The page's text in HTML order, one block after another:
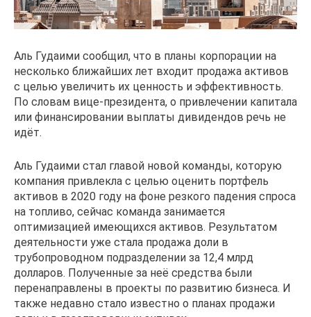
Аль Гудаими сообщил, что в планы корпорации на
несколько ближайших лет входит продажа активов
с целью увеличить их ценность и эффективность.
По словам вице-президента, о привлечении капитала
или финансировании выплаты дивидендов речь не
идёт.
Аль Гудаими стал главой новой команды, которую
компания привлекла с целью оценить портфель
активов в 2020 году на фоне резкого падения спроса
на топливо, сейчас команда занимается
оптимизацией имеющихся активов. Результатом
деятельности уже стала продажа доли в
трубопроводном подразделении за 12,4 млрд
долларов. Полученные за неё средства были
перенаправлены в проекты по развитию бизнеса. И
также недавно стало известно о планах продажи